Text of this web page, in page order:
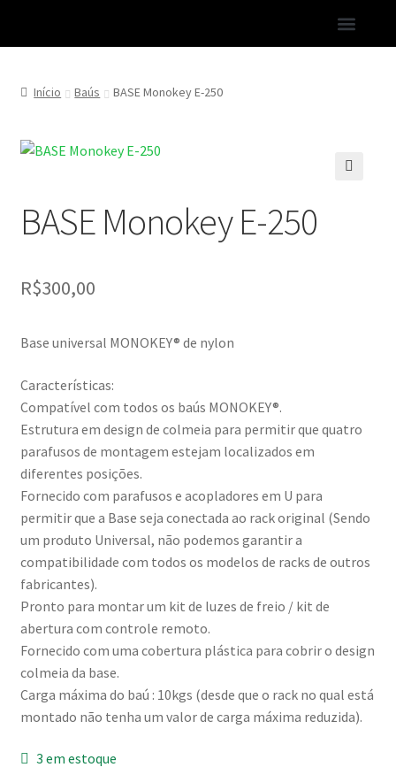
Início Baús BASE Monokey E-250
BASE Monokey E-250
R$300,00
Base universal MONOKEY® de nylon
Características:
Compatível com todos os baús MONOKEY®.
Estrutura em design de colmeia para permitir que quatro
parafusos de montagem estejam localizados em
diferentes posições.
Fornecido com parafusos e acopladores em U para
permitir que a Base seja conectada ao rack original (Sendo
um produto Universal, não podemos garantir a
compatibilidade com todos os modelos de racks de outros
fabricantes).
Pronto para montar um kit de luzes de freio / kit de
abertura com controle remoto.
Fornecido com uma cobertura plástica para cobrir o design
colmeia da base.
Carga máxima do baú : 10kgs (desde que o rack no qual está
montado não tenha um valor de carga máxima reduzida).
3 em estoque